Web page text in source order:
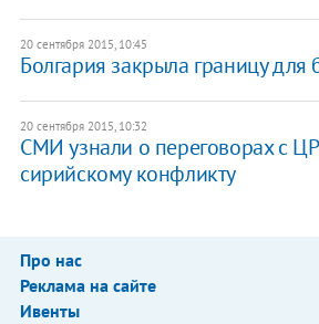
20 сентября 2015, 10:45
Болгария закрыла границу для
20 сентября 2015, 10:32
​СМИ узнали о переговорах с
сирийскому конфликту
Про нас
Реклама на сайте
Ивенты